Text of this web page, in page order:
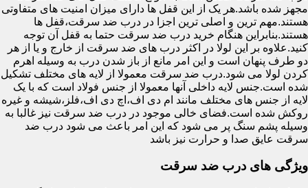
مجهز شده باشد.هر یک از این قفل ها دارای میزان امنیت های متفاوتی
هستند.مهم ترین و اصلی ترین اجزا در درب ضد سرقت،قفل ها
هستند.بنابراین هنگام خرید درب ضد سرقت حتما به قفل آن توجه
کنید.علاوه بر این لولا در اکثر درب های ضد سرقت از خارج و یا از هر
دو طرف پنهان است و این امر مانع از باز شدن درب به وسیله اهرم
کردن لولا می شود.درب ضد سرقت معمولا از لایه های مختلف تشکیل
شده است.جنس لایه داخلی آنها معمولا از جنس فولاد است که با یک
لایه از جنس های مختلف مانند ام دی اف،اچ دی اف،فلز،شیشه و غیره
روکش شده است.فضای خالی موجود در درب ضد سرقت نیز غالبا به
وسیله پشم سنگ پر می شود که این امر باعث می شود درب ضد
سرقت عایق صدا و حرارت نیز باشد
ویژگی های درب ضد سرقت